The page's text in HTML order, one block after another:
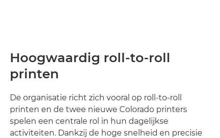
Hoogwaardig roll-to-roll
printen
De organisatie richt zich vooral op roll-to-roll
printen en de twee nieuwe Colorado printers
spelen een centrale rol in hun dagelijkse
activiteiten. Dankzij de hoge snelheid en precisie